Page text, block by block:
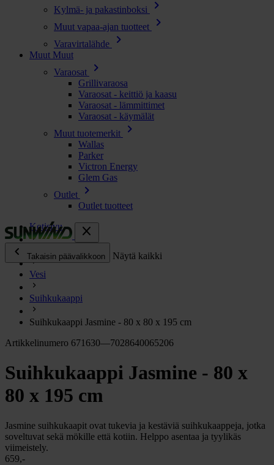
Kylmä- ja pakastinboksi chevron_right
Muut vapaa-ajan tuotteet chevron_right
Varavirtalähde chevron_right
Muut Muut
Varaosat
chevron_right
Grillivaraosa
Varaosat - keittiö ja kaasu
Varaosat - lämmittimet
Varaosat - käymälät
Muut tuotemerkit
chevron_right
Wallas
Parker
Victron Energy
Glem Gas
Outlet
chevron_right
Outlet tuotteet
close
chevron_left
Takaisin päävalikkoon Näytä kaikki
Energia
Keittiö ja kaasu
Lämpö chevron_right
Vesi chevron_right
Käymälä chevron_right
Piha ja Puutarha chevron_right
Muut chevron_right
Kotisivu
Vesi
Suihkukaappi
Suihkukaappi Jasmine - 80 x 80 x 195 cm
Artikkelinumero 671630—7028640065206
Suihkukaappi Jasmine - 80 x
80 x 195 cm
Jasmine suihkukaapit ovat tukevia ja kestäviä suihkukaappeja, jotka
soveltuvat sekä mökille että kotiin. Helppo asentaa ja tyylikäs
viimeistely.
659,-